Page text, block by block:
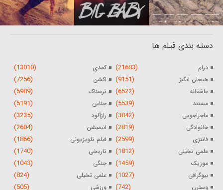
دسته بندی فیلم ها
درام (21683) کمدی (13010)
هیجان انگیز (9151) اکشن (7256)
عاشقانه (6522) ترسناک (5989)
مستند (5539) جنایی (5191)
ماجراجویی (3842) رازآلود (3235)
خانوادگی (2819) انیمیشن (2604)
فانتزی (2599) فیلم تلویزیونی (1866)
علمی تخیلی (1812) تاریخی (1740)
موزیک (1459) جنگی (1043)
بیوگرافی (1027) علمی تخیلی (824)
وسترن (742) ورزشی (505)